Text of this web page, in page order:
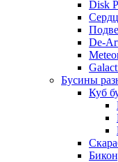
Disk
De-
Бусины
Куб